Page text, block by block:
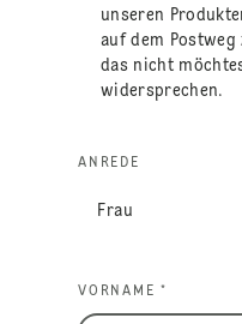
unseren
auf dem Postweg
das nicht
widersprechen.
ANREDE
VORNAME *